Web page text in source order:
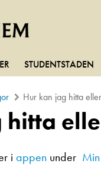
STUDENTSTADEN
Hur kan jag hitta
i appen under